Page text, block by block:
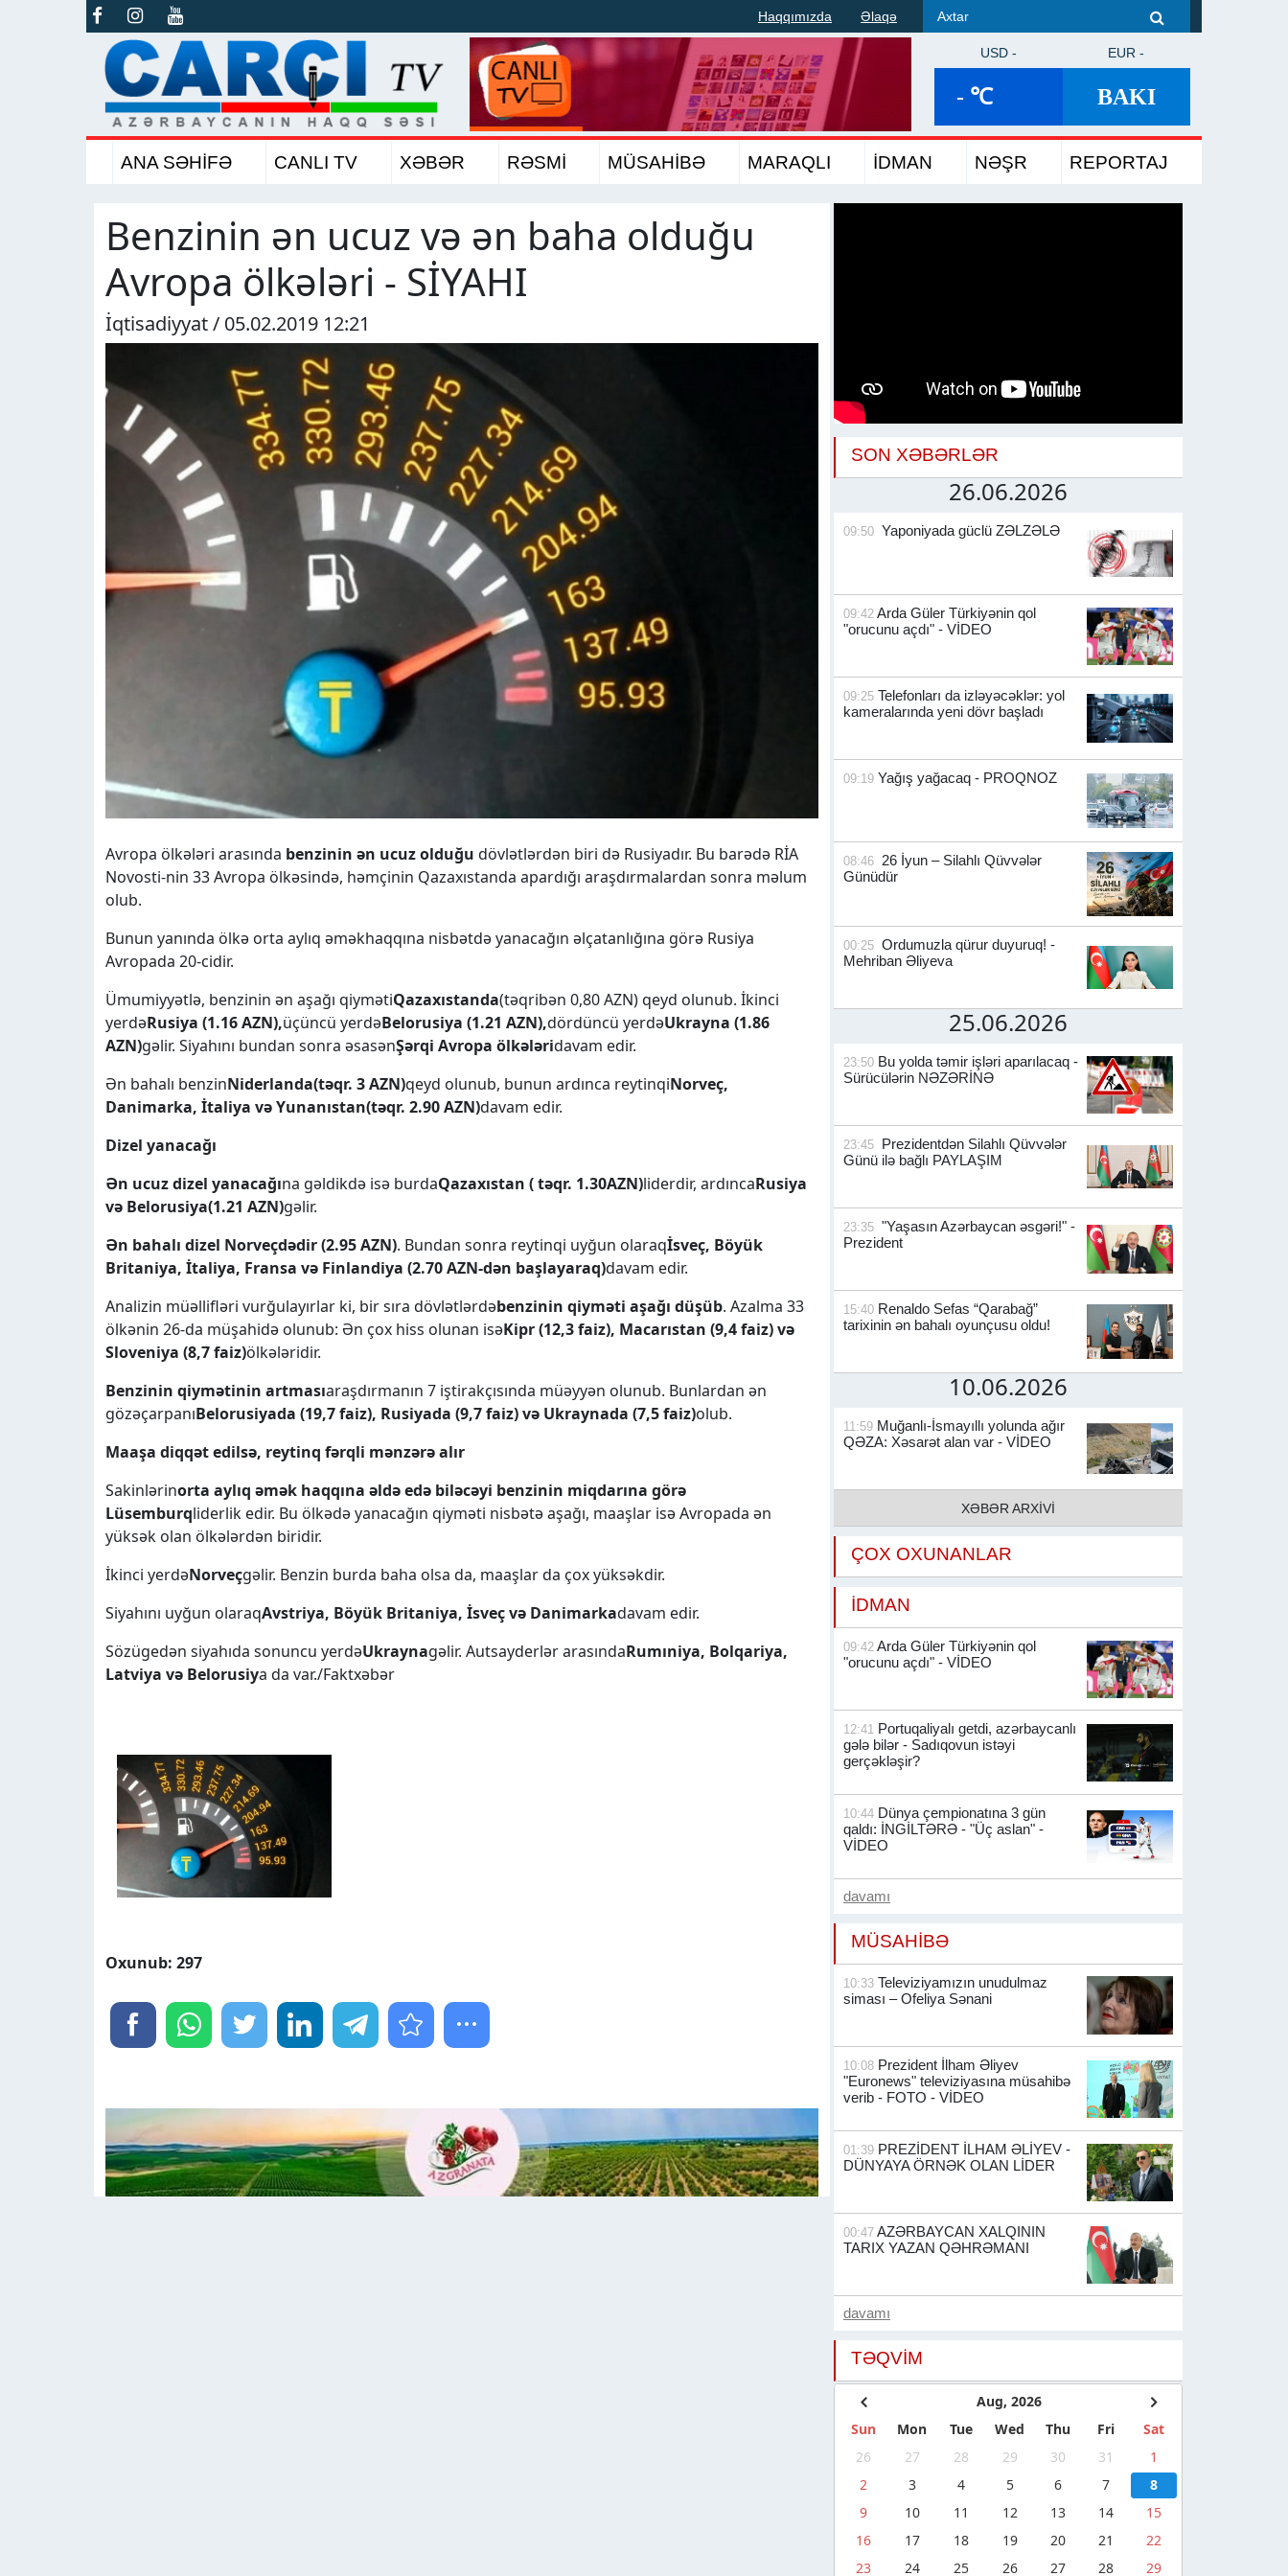
Haqqımızda Əlaqə
USD -
- ℃
EUR -
BAKI
ANA SƏHİFƏ CANLI TV XƏBƏR RƏSMİ MÜSAHİBƏ MARAQLI İDMAN NƏŞR REPORTAJ
Benzinin ən ucuz və ən baha olduğu
Avropa ölkələri - SİYAHI
İqtisadiyyat / 05.02.2019 12:21
Avropa ölkələri arasında benzinin ən ucuz olduğu dövlətlərdən biri də Rusiyadır. Bu barədə RİA
Novosti-nin 33 Avropa ölkəsində, həmçinin Qazaxıstanda apardığı araşdırmalardan sonra məlum
olub.
Bunun yanında ölkə orta aylıq əməkhaqqına nisbətdə yanacağın əlçatanlığına görə Rusiya
Avropada 20-cidir.
Ümumiyyətlə, benzinin ən aşağı qiymətiQazaxıstanda(təqribən 0,80 AZN) qeyd olunub. İkinci
yerdəRusiya (1.16 AZN),üçüncü yerdəBelorusiya (1.21 AZN),dördüncü yerdəUkrayna (1.86
AZN)gəlir. Siyahını bundan sonra əsasənŞərqi Avropa ölkələridavam edir.
Ən bahalı benzinNiderlanda(təqr. 3 AZN)qeyd olunub, bunun ardınca reytinqiNorveç,
Danimarka, İtaliya və Yunanıstan(təqr. 2.90 AZN)davam edir.
Dizel yanacağı
Ən ucuz dizel yanacağına gəldikdə isə burdaQazaxıstan ( təqr. 1.30AZN)liderdir, ardıncaRusiya
və Belorusiya(1.21 AZN)gəlir.
Ən bahalı dizel Norveçdədir (2.95 AZN). Bundan sonra reytinqi uyğun olaraqİsveç, Böyük
Britaniya, İtaliya, Fransa və Finlandiya (2.70 AZN-dən başlayaraq)davam edir.
Analizin müəllifləri vurğulayırlar ki, bir sıra dövlətlərdəbenzinin qiyməti aşağı düşüb. Azalma 33
ölkənin 26-da müşahidə olunub: Ən çox hiss olunan isəKipr (12,3 faiz), Macarıstan (9,4 faiz) və
Sloveniya (8,7 faiz)ölkələridir.
Benzinin qiymətinin artmasıaraşdırmanın 7 iştirakçısında müəyyən olunub. Bunlardan ən
gözəçarpanıBelorusiyada (19,7 faiz), Rusiyada (9,7 faiz) və Ukraynada (7,5 faiz)olub.
Maaşa diqqət edilsə, reytinq fərqli mənzərə alır
Sakinlərinorta aylıq əmək haqqına əldə edə biləcəyi benzinin miqdarına görə
Lüsemburqliderlik edir. Bu ölkədə yanacağın qiyməti nisbətə aşağı, maaşlar isə Avropada ən
yüksək olan ölkələrdən biridir.
İkinci yerdəNorveçgəlir. Benzin burda baha olsa da, maaşlar da çox yüksəkdir.
Siyahını uyğun olaraqAvstriya, Böyük Britaniya, İsveç və Danimarkadavam edir.
Sözügedən siyahıda sonuncu yerdəUkraynagəlir. Autsayderlər arasındaRumıniya, Bolqariya,
Latviya və Belorusiya da var./Faktxəbər
Oxunub: 297
SON XƏBƏRLƏR
26.06.2026
09:50 Yaponiyada güclü ZƏLZƏLƏ
09:42 Arda Güler Türkiyənin qol
"orucunu açdı" - VİDEO
09:25 Telefonları da izləyəcəklər: yol
kameralarında yeni dövr başladı
09:19 Yağış yağacaq - PROQNOZ
08:46 26 İyun – Silahlı Qüvvələr
Günüdür
00:25 Ordumuzla qürur duyuruq! -
Mehriban Əliyeva
25.06.2026
23:50 Bu yolda təmir işləri aparılacaq -
Sürücülərin NƏZƏRİNƏ
23:45 Prezidentdən Silahlı Qüvvələr
Günü ilə bağlı PAYLAŞIM
23:35 "Yaşasın Azərbaycan əsgəri!" -
Prezident
15:40 Renaldo Sefas “Qarabağ”
tarixinin ən bahalı oyunçusu oldu!
10.06.2026
11:59 Muğanlı-İsmayıllı yolunda ağır
QƏZA: Xəsarət alan var - VİDEO
XƏBƏR ARXİVİ
ÇOX OXUNANLAR
İDMAN
09:42 Arda Güler Türkiyənin qol
"orucunu açdı" - VİDEO
12:41 Portuqaliyalı getdi, azərbaycanlı
gələ bilər - Sadıqovun istəyi
gerçəkləşir?
10:44 Dünya çempionatına 3 gün
qaldı: İNGİLTƏRƏ - "Üç aslan" -
VİDEO
davamı
MÜSAHİBƏ
10:33 Televiziyamızın unudulmaz
siması – Ofeliya Sənani
10:08 Prezident İlham Əliyev
"Euronews" televiziyasına müsahibə
verib - FOTO - VİDEO
01:39 PREZİDENT İLHAM ƏLİYEV -
DÜNYAYA ÖRNƏK OLAN LİDER
00:47 AZƏRBAYCAN XALQININ
TARIX YAZAN QƏHRƏMANI
davamı
TƏQVIM
Aug, 2026
Sun
Mon Tue Wed Thu Fri
Sat
26
27 28 29 30 31
1
2
3 4 5 6 7
8
9
10 11 12 13 14
15
16
17 18 19 20 21
22
23
24 25 26 27 28 29